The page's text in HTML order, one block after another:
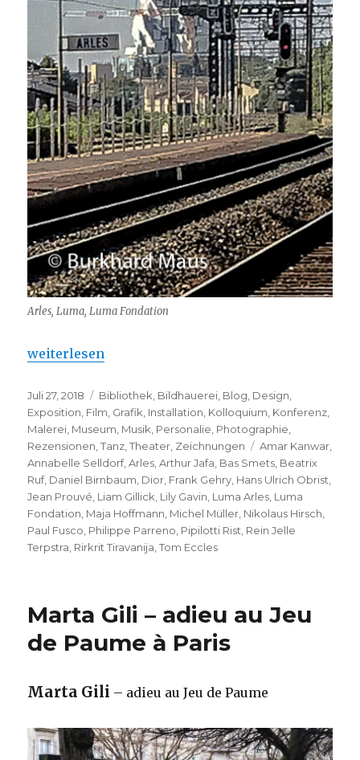
Arles, Luma, Luma Fondation
„LUMA – Parc des Ateliers – idéal pour Arles“
weiterlesen
Veröffentlicht
am
Juli 27, 2018 Kategorien
Bibliothek, Bildhauerei, Blog, Design,
Exposition, Film, Grafik, Installation, Kolloquium, Konferenz,
Malerei, Museum, Musik, Personalie, Photographie,
Rezensionen,Tanz,Theater, Zeichnungen Schlagwörter
Amar Kanwar,
Annabelle Selldorf,Arles,Arthur Jafa, Bas Smets, Beatrix
Ruf, Daniel Birnbaum, Dior, Frank Gehry, Hans Ulrich Obrist,
Jean Prouvé, Liam Gillick, Lily Gavin, Luma Arles, Luma
Fondation, Maja Hoffmann, Michel Müller, Nikolaus Hirsch,
Paul Fusco, Philippe Parreno, Pipilotti Rist, Rein Jelle
Terpstra, Rirkrit Tiravanija,Tom Eccles
Marta Gili – adieu au Jeu
de Paume à Paris
Marta Gili – adieu au Jeu de Paume